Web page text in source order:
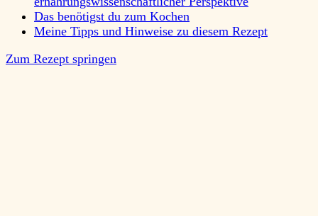
Das benötigst du zum Kochen
Meine Tipps und Hinweise zu diesem Rezept
Zum Rezept springen